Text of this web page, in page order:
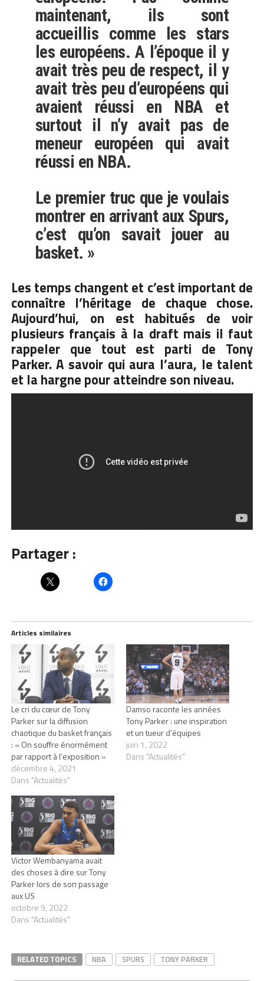
maintenant, ils sont
accueillis comme les stars
les européens. A l’époque il y
avait très peu de respect, il y
avait très peu d’européens qui
avaient réussi en NBA et
surtout il n’y avait pas de
meneur européen qui avait
réussi en NBA.
Le premier truc que je voulais
montrer en arrivant aux Spurs,
c’est qu’on savait jouer au
basket. »
Les temps changent et c’est important de
connaître l’héritage de chaque chose.
Aujourd’hui, on est habitués de voir
plusieurs français à la draft mais il faut
rappeler que tout est parti de Tony
Parker. A savoir qui aura l’aura, le talent
et la hargne pour atteindre son niveau.
Partager :
Articles similaires
Le cri du cœur de Tony
Parker sur la diffusion
chaotique du basket français
: « On souffre énormément
par rapport à l’exposition »
décembre 4, 2021
Dans "Actualités"
Damso raconte les années
Tony Parker : une inspiration
et un tueur d’équipes
juin 1, 2022
Dans "Actualités"
Victor Wembanyama avait
des choses à dire sur Tony
Parker lors de son passage
aux US
octobre 9, 2022
Dans "Actualités"
RELATED TOPICS NBA SPURS TONY PARKER